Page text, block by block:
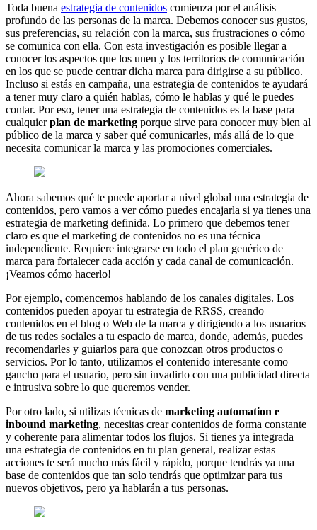
Toda buena estrategia de contenidos comienza por el análisis
profundo de las personas de la marca. Debemos conocer sus gustos,
sus preferencias, su relación con la marca, sus frustraciones o cómo
se comunica con ella. Con esta investigación es posible llegar a
conocer los aspectos que los unen y los territorios de comunicación
en los que se puede centrar dicha marca para dirigirse a su público.
Incluso si estás en campaña, una estrategia de contenidos te ayudará
a tener muy claro a quién hablas, cómo le hablas y qué le puedes
contar. Por eso, tener una estrategia de contenidos es la base para
cualquierplan de marketing porque sirve para conocer muy bien al
público de la marca y saber qué comunicarles, más allá de lo que
necesita comunicar la marca y las promociones comerciales.
Ahora sabemos qué te puede aportar a nivel global una estrategia de
contenidos, pero vamos a ver cómo puedes encajarla si ya tienes una
estrategia de marketing definida. Lo primero que debemos tener
claro es que el marketing de contenidos no es una técnica
independiente. Requiere integrarse en todo el plan genérico de
marca para fortalecer cada acción y cada canal de comunicación.
¡Veamos cómo hacerlo!
Por ejemplo, comencemos hablando de los canales digitales. Los
contenidos pueden apoyar tu estrategia de RRSS, creando
contenidos en el blog o Web de la marca y dirigiendo a los usuarios
de tus redes sociales a tu espacio de marca, donde, además, puedes
recomendarles y guiarlos para que conozcan otros productos o
servicios. Por lo tanto, utilizamos el contenido interesante como
gancho para el usuario, pero sin invadirlo con una publicidad directa
e intrusiva sobre lo que queremos vender.
Por otro lado, si utilizas técnicas de marketing automation e
inbound marketing, necesitas crear contenidos de forma constante
y coherente para alimentar todos los flujos. Si tienes ya integrada
una estrategia de contenidos en tu plan general, realizar estas
acciones te será mucho más fácil y rápido, porque tendrás ya una
base de contenidos que tan solo tendrás que optimizar para tus
nuevos objetivos, pero ya hablarán a tus personas.